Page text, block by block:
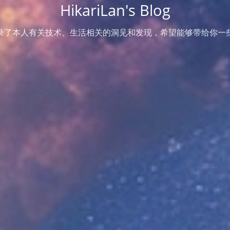
HikariLan's Blog
了本人有关技术、生活相关的洞见和发现，希望能够带给你一